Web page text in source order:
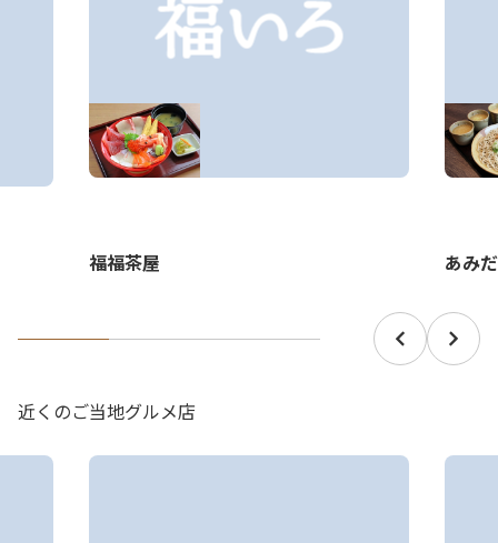
福福茶屋 あみ
近くのご当地グルメ店